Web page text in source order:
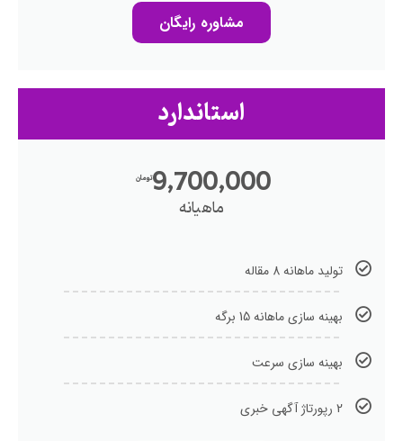
مشاوره رایگان
استاندارد
تومان9,700,000
ماهیانه
تولید ماهانه 8 مقاله
بهینه سازی ماهانه 15 برگه
بهینه سازی سرعت
2 رپورتاژ آگهی خبری